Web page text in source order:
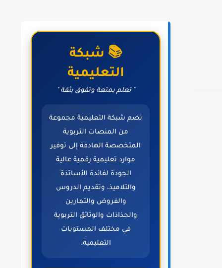
📚 شبكة
التعليمية
" تعلم بمتعة وتفوق بثقة "
تضم شبكة التعليمية مجموعة
من المنصات التربوية
المتخصصة الهادفة إلى توفير
موارد تعليمية رقمية عالية
الجودة لفائدة الأساتذة
والتلاميذ، وتقديم الدروس
والفروض والتمارين
والجذاذات والوثائق التربوية
في مختلف المستويات
التعليمية.